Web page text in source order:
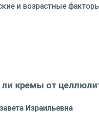
и возрастные
кремы от
Израильевна